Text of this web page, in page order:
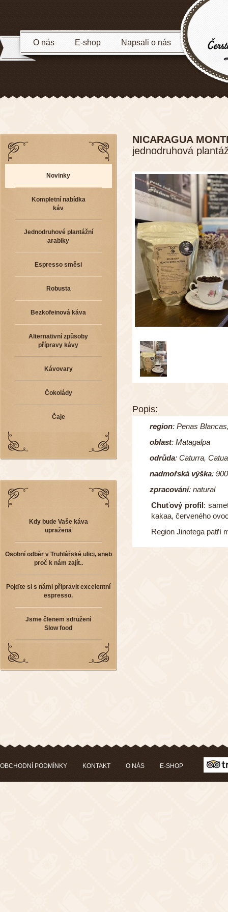
O nás E-shop Napsali o nás
Novinky
Kompletní nabídka
káv
Jednodruhové plantážní
arabiky
Espresso směsi
Robusta
Bezkofeinová káva
Alternativní způsoby
přípravy kávy
Kávovary
Čokolády
Čaje
Kdy bude Vaše káva
upražená
Osobní odběr v Truhlářské ulici, aneb
proč k nám zajít..
Pojďte si s námi připravit excelentní
espresso.
Jsme členem sdružení
Slow food
NICARAGUA
jednodruhová
Popis:
region: Penas
oblast: Matagalpa
odrůda: Caturra,
nadmořská výška:
zpracování: natural
Chuťový profil:
kakaa, červeného
Region Jinotega patří
OBCHODNÍ PODMÍNKY KONTAKT O NÁS E-SHOP